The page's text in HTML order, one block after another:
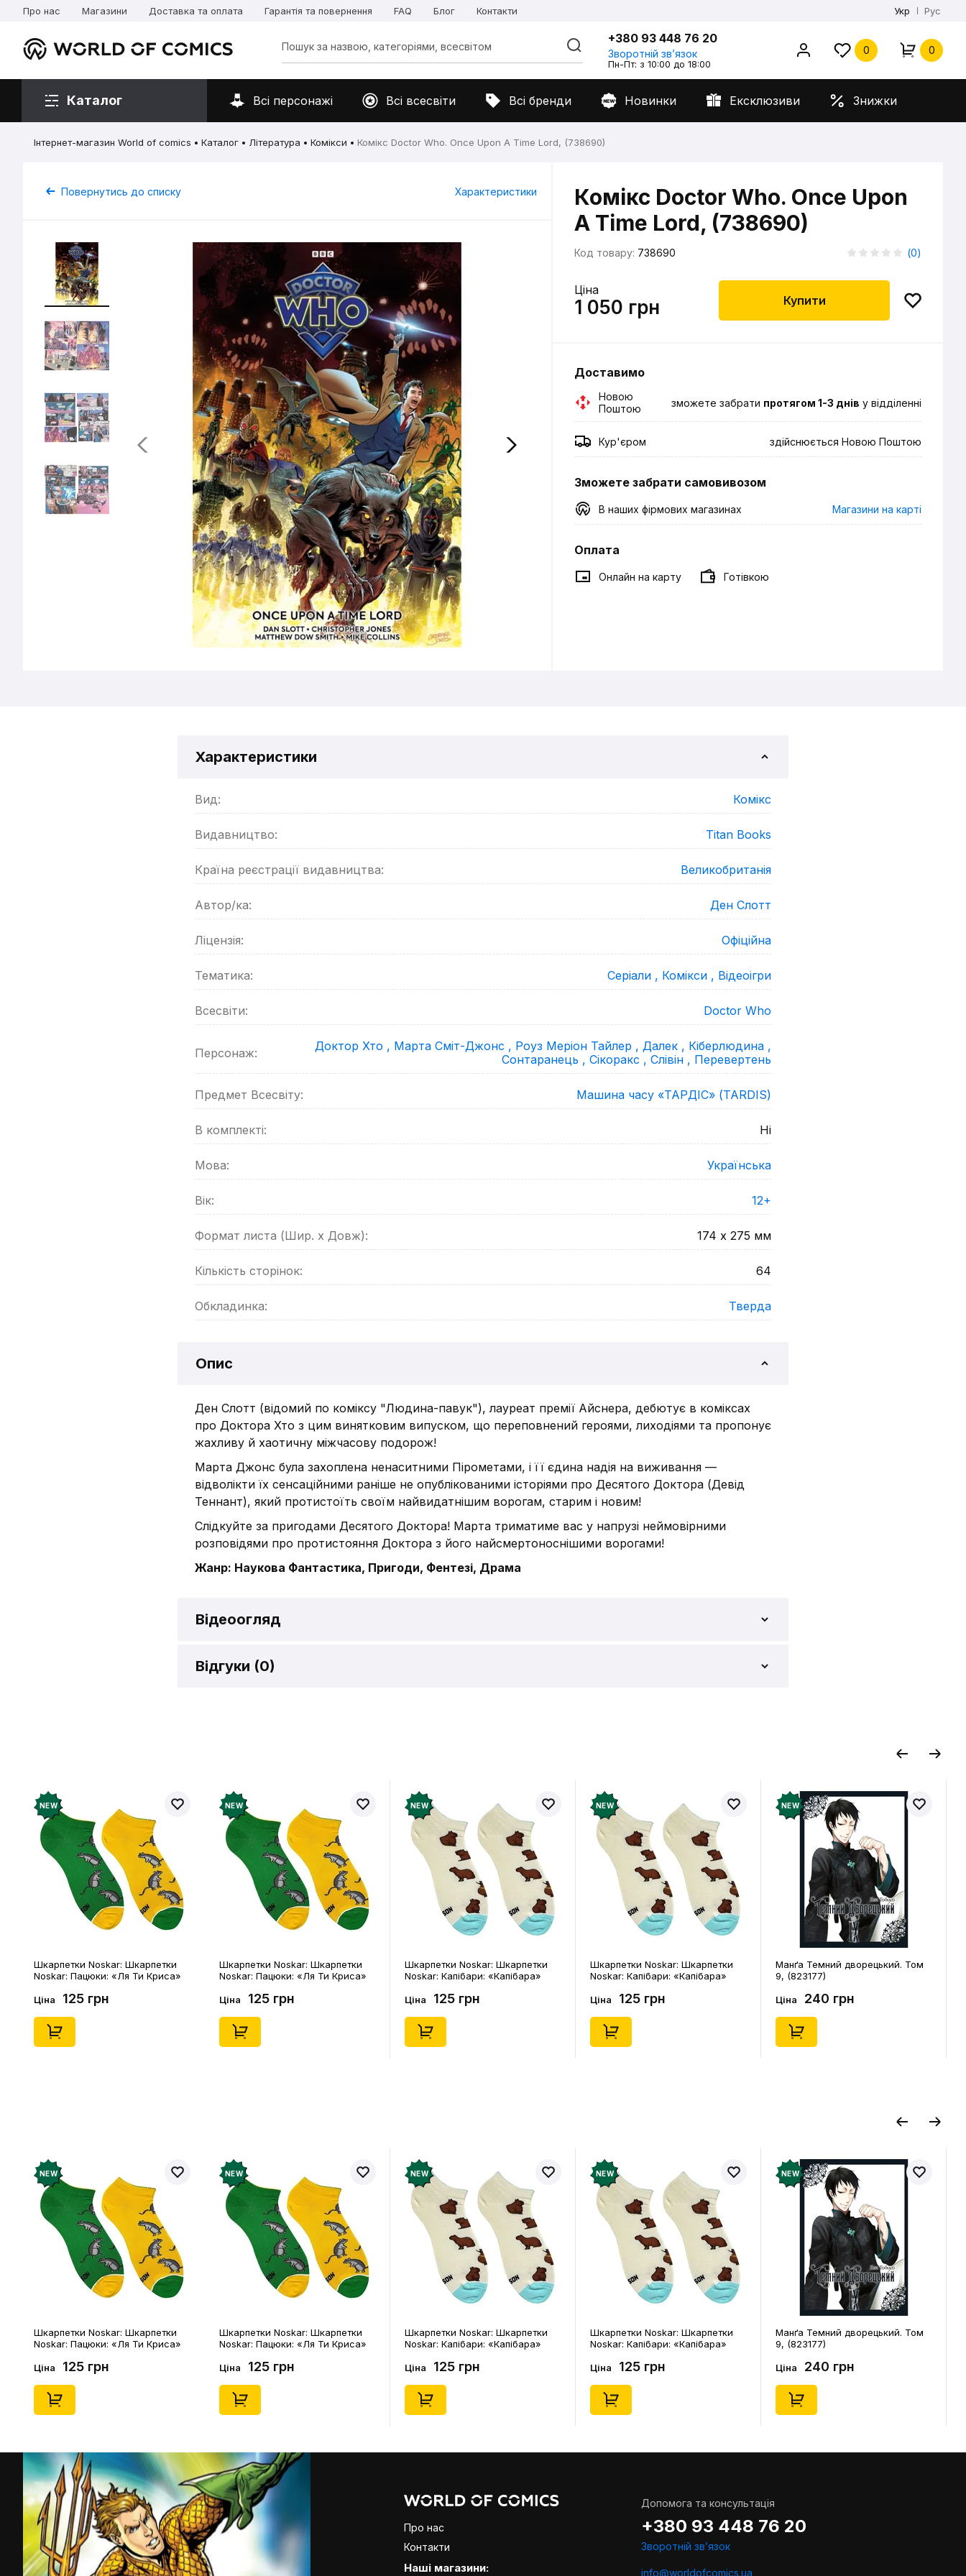
Про нас Магазини Доставка та оплата Гарантія та повернення FAQ Блог Контакти Укр Рус
+380 93 448 76 20
Зворотній звʼязок
Пн-Пт: з 10:00 до 18:00
0 0
Каталог Всі персонажі Всі всесвіти Всі бренди Новинки Ексклюзиви Знижки
Інтернет-магазин World of comics Каталог Література Комікси Комікс Doctor Who. Once Upon A Time Lord, (738690)
Повернутись до списку Характеристики
Комікс Doctor Who. Once Upon
A Time Lord, (738690)
Код товару: 738690 (0)
Ціна
1 050 грн Купити
Доставимо
Новою
Поштою
зможете забрати протягом 1-3 днів у відділенні
Кур'єром здійснюється Новою Поштою
Зможете забрати самовивозом
В наших фірмових магазинах Магазини на карті
Оплата
Онлайн на карту Готівкою
Характеристики
Вид: Комікс
Видавництво: Titan Books
Країна реєстрації видавництва: Великобританія
Автор/ка: Ден Слотт
Ліцензія: Офіційна
Тематика: Серіали , Комікси , Відеоігри
Всесвіти: Doctor Who
Персонаж: Доктор Хто , Марта Сміт-Джонс , Роуз Меріон Тайлер , Далек , Кіберлюдина ,
Сонтаранець , Сікоракс , Слівін , Перевертень
Предмет Всесвіту: Машина часу «ТАРДІС» (TARDIS)
В комплекті: Ні
Мова: Українська
Вік: 12+
Формат листа (Шир. х Довж): 174 х 275 мм
Кількість сторінок: 64
Обкладинка: Тверда
Опис
Ден Слотт (відомий по коміксу "Людина-павук"), лауреат премії Айснера, дебютує в коміксах
про Доктора Хто з цим винятковим випуском, що переповнений героями, лиходіями та пропонує
жахливу й хаотичну міжчасову подорож!
Марта Джонс була захоплена ненаситними Пірометами, і її єдина надія на виживання —
відволікти їх сенсаційними раніше не опублікованими історіями про Десятого Доктора (Девід
Теннант), який протистоїть своїм найвидатнішим ворогам, старим і новим!
Слідкуйте за пригодами Десятого Доктора! Марта триматиме вас у напрузі неймовірними
розповідями про протистояння Доктора з його найсмертоноснішими ворогами!
Жанр: Наукова Фантастика, Пригоди, Фентезі, Драма
Відеоогляд
Відгуки (0)
NEW
Шкарпетки Noskar: Шкарпетки
Noskar: Пацюки: «Ля Ти Криса»
Ціна 125 грн
NEW
Шкарпетки Noskar: Шкарпетки
Noskar: Пацюки: «Ля Ти Криса»
Ціна 125 грн
NEW
Шкарпетки Noskar: Шкарпетки
Noskar: Капібари: «Капібара»
Ціна 125 грн
NEW
Шкарпетки Noskar: Шкарпетки
Noskar: Капібари: «Капібара»
Ціна 125 грн
NEW
Манґа Темний дворецький. Том
9, (823177)
Ціна 240 грн
NEW
Шкарпетки Noskar: Шкарпетки
Noskar: Пацюки: «Ля Ти Криса»
Ціна 125 грн
NEW
Шкарпетки Noskar: Шкарпетки
Noskar: Пацюки: «Ля Ти Криса»
Ціна 125 грн
NEW
Шкарпетки Noskar: Шкарпетки
Noskar: Капібари: «Капібара»
Ціна 125 грн
NEW
Шкарпетки Noskar: Шкарпетки
Noskar: Капібари: «Капібара»
Ціна 125 грн
NEW
Манґа Темний дворецький. Том
9, (823177)
Ціна 240 грн
Про нас
Контакти
Наші магазини:
Допомога та консультація
+380 93 448 76 20
Зворотній звʼязок
info@worldofcomics.ua